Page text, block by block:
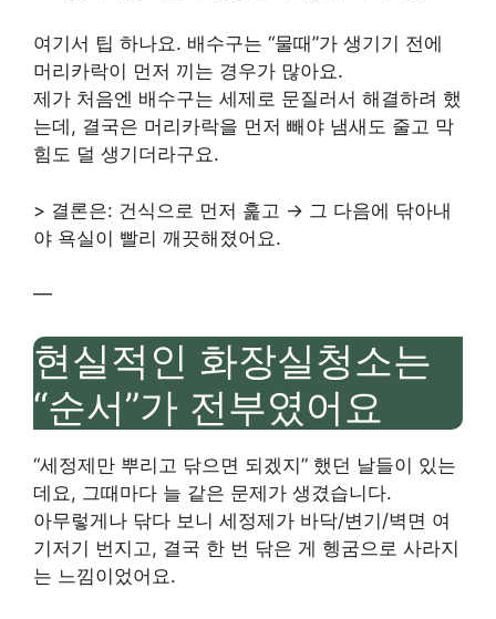
여기서 팁 하나요. 배수구는 “물때”가 생기기 전에
머리카락이 먼저 끼는 경우가 많아요.
제가 처음엔 배수구는 세제로 문질러서 해결하려 했
는데, 결국은 머리카락을 먼저 빼야 냄새도 줄고 막
힘도 덜 생기더라구요.
> 결론은: 건식으로 먼저 훑고 → 그 다음에 닦아내
야 욕실이 빨리 깨끗해졌어요.
—
현실적인 화장실청소는
“순서”가 전부였어요
“세정제만 뿌리고 닦으면 되겠지” 했던 날들이 있는
데요, 그때마다 늘 같은 문제가 생겼습니다.
아무렇게나 닦다 보니 세정제가 바닥/변기/벽면 여
기저기 번지고, 결국 한 번 닦은 게 헹굼으로 사라지
는 느낌이었어요.